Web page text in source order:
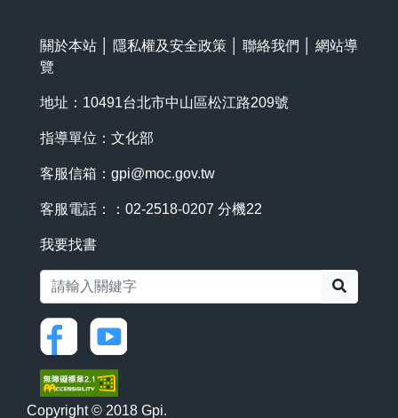
關於本站 隱私權及安全政策 聯絡我們
網站導
覽
地址：10491台北市中山區松江路209號
指導單位：文化部
客服信箱： gpi@moc.gov.tw
客服電話：：02-2518-0207 分機22
我要找書
Copyright © 2018 Gpi.